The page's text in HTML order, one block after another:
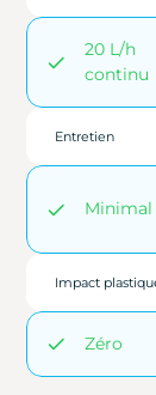
20 L/h
continu
Entretien
Minimal
Impact
Zéro